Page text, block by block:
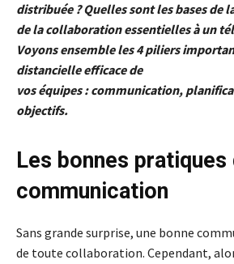
distribuée ? Quelles sont les bases de
de la collaboration essentielles à un
Voyons ensemble les 4 piliers
distancielle efficace de
vos équipes : communication,
objectifs.
Les bonnes pratiques
communication
Sans grande surprise, une bonne
de toute collaboration. Cependant,